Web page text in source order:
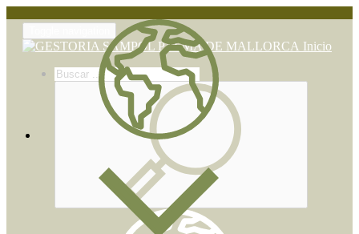
Inicio